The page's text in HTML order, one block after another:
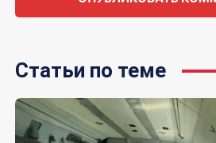
Статьи по теме